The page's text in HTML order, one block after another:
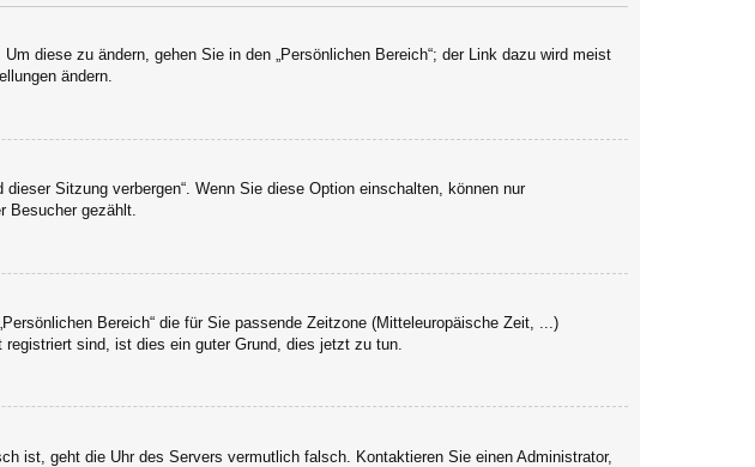
diese zu ändern, gehen Sie in den „Persönlichen Bereich“; der Link dazu wird meist
ändern.
Sitzung verbergen“. Wenn Sie diese Option einschalten, können nur
Besucher gezählt.
Bereich“ die für Sie passende Zeitzone (Mitteleuropäische Zeit, ...)
sind, ist dies ein guter Grund, dies jetzt zu tun.
ist, geht die Uhr des Servers vermutlich falsch. Kontaktieren Sie einen Administrator,